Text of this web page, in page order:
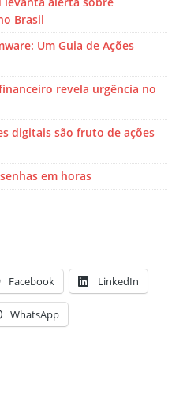
Brasil
Um Guia de Ações
revela urgência no
digitais são fruto de ações
em horas
Facebook LinkedIn
WhatsApp